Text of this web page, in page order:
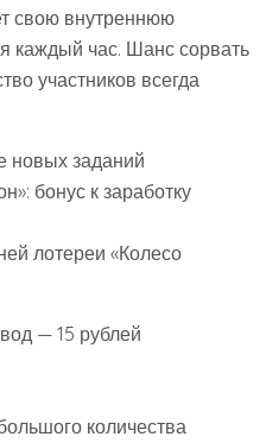
свою внутреннюю
каждый час. Шанс сорвать
участников всегда
новых заданий
бонус к заработку
лотереи «Колесо
— 15 рублей
количества